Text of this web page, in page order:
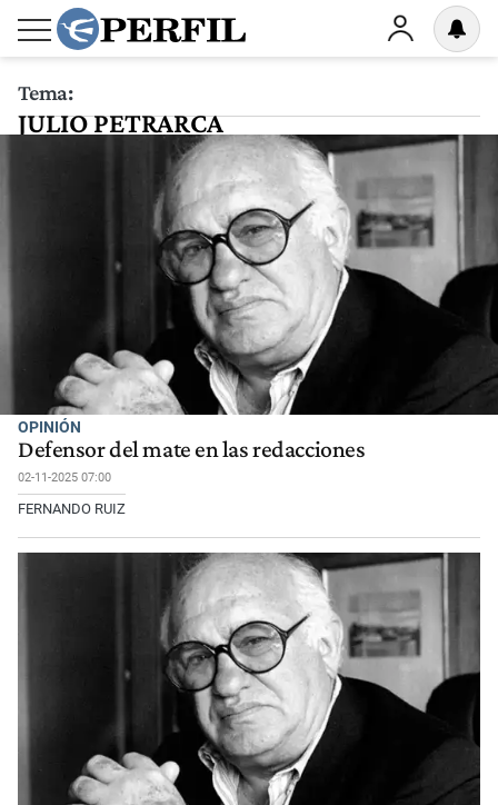
Tema:
JULIO PETRARCA
OPINIÓN
Defensor del mate en las redacciones
02-11-2025 07:00
FERNANDO RUIZ